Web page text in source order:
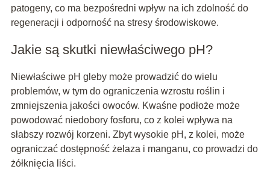
patogeny, co ma bezpośredni wpływ na ich zdolność do
regeneracji i odporność na stresy środowiskowe.
Jakie są skutki niewłaściwego pH?
Niewłaściwe pH gleby może prowadzić do wielu
problemów, w tym do ograniczenia wzrostu roślin i
zmniejszenia jakości owoców. Kwaśne podłoże może
powodować niedobory fosforu, co z kolei wpływa na
słabszy rozwój korzeni. Zbyt wysokie pH, z kolei, może
ograniczać dostępność żelaza i manganu, co prowadzi do
żółknięcia liści.